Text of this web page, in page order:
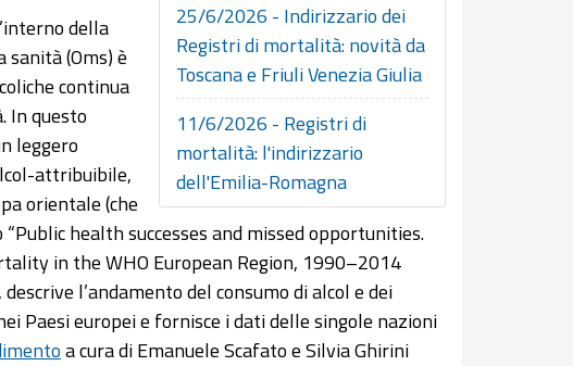
25/6/2026 - Indirizzario dei
Registri di mortalità: novità da
Toscana e Friuli Venezia Giulia
11/6/2026 - Registri di
mortalità: l'indirizzario
dell'Emilia-Romagna
della
sanità (Oms) è
continua
In questo
leggero
attribuibile,
orientale (che
health successes and missed opportunities.
in the WHO European Region, 1990–2014
l’andamento del consumo di alcol e dei
Paesi europei e fornisce i dati delle singole nazioni
a cura di Emanuele Scafato e Silvia Ghirini